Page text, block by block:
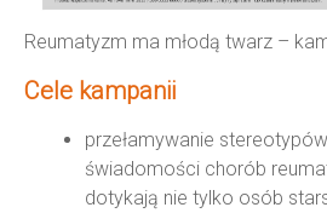
Reumatyzm ma młodą twarz –
Cele kampanii
przełamywanie
świadomości chorób
dotykają nie tylko osób